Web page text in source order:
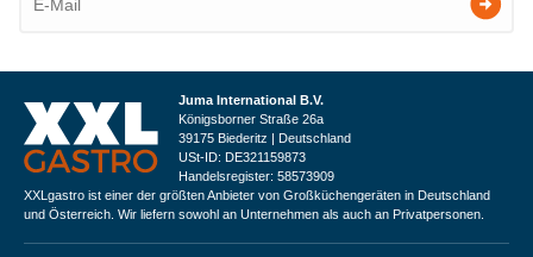
Juma International B.V.
Königsborner Straße 26a
39175 Biederitz | Deutschland
USt-ID: DE321159873
Handelsregister: 58573909
XXLgastro ist einer der größten Anbieter von Großküchengeräten in Deutschland
und Österreich. Wir liefern sowohl an Unternehmen als auch an Privatpersonen.